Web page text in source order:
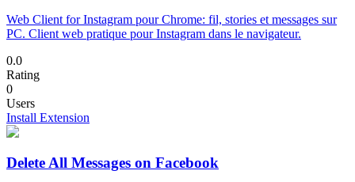
Web Client for Instagram pour Chrome: fil, stories et messages sur
PC. Client web pratique pour Instagram dans le navigateur.
0.0
Rating
0
Users
Install Extension
Delete All Messages on Facebook